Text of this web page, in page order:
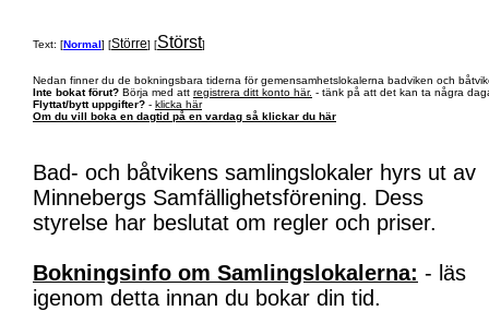
Text: [Normal] [Större] [Störst]
Nedan finner du de bokningsbara tiderna för gemensamhetslokalerna badviken och
Inte bokat förut? Börja med att registrera ditt konto här. - tänk på att det kan ta några
Flyttat/bytt uppgifter? - klicka här
Om du vill boka en dagtid på en vardag så klickar du här
Bad- och båtvikens samlingslokaler hyrs ut av
Minnebergs Samfällighetsförening. Dess
styrelse har beslutat om regler och priser.
Bokningsinfo om Samlingslokalerna: - läs
igenom detta innan du bokar din tid.